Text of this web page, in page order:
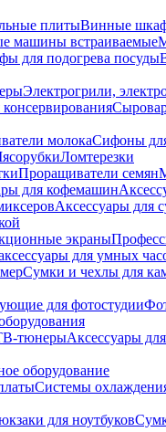
плитыВинные
машины встраиваемые
для подогрева посуды
Электрогрили,
молокаСифоны
Ломтерезки
Проращиватели семян
для кофемашин
Аксессуары для
экраны
для умных
Сумки и чехлы для
для фотостудии
тюнерыАксессуары
оборудование
Системы
для ноутбуков